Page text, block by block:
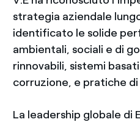
strategia aziendale
identificato le solide
ambientali, sociali e di
rinnovabili, sistemi
corruzione, e pratiche
La leadership globale di